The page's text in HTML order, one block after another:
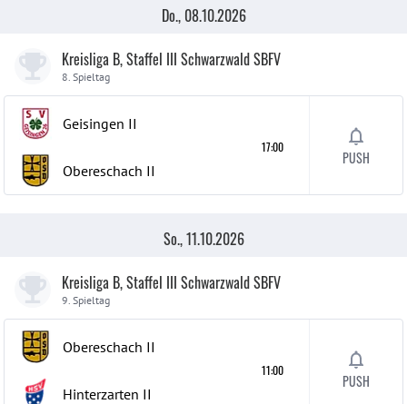
Do., 08.10.2026
Kreisliga B, Staffel III Schwarzwald SBFV
8. Spieltag
Geisingen II
Obereschach II
17:00
PUSH
So., 11.10.2026
Kreisliga B, Staffel III Schwarzwald SBFV
9. Spieltag
Obereschach II
Hinterzarten II
11:00
PUSH